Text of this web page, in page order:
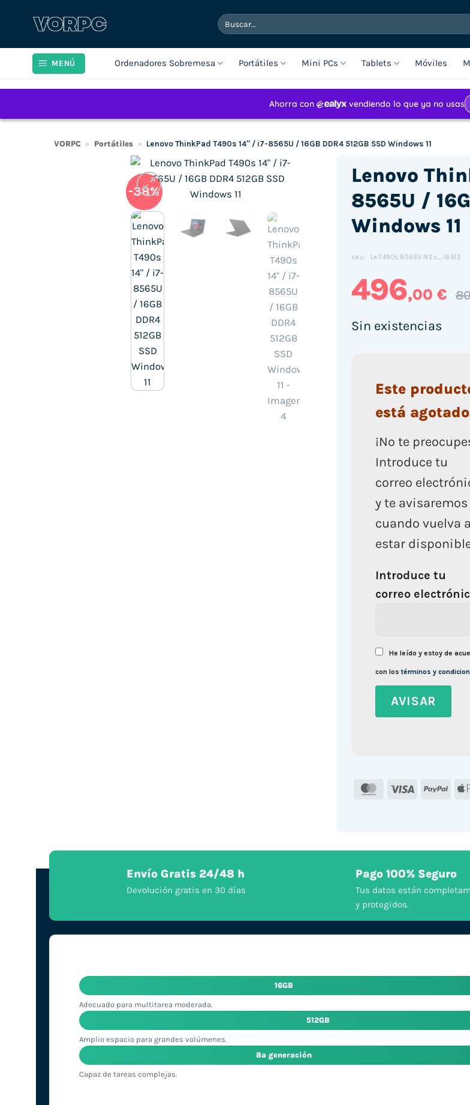
Buscar
por:
MENÚ Ordenadores Sobremesa Portátiles Mini PCs Tablets Móviles
VORPC » Portátiles » Lenovo ThinkPad T490s 14″ / i7-8565U / 16GB DDR4 512GB SSD Windows 11
-38%
Lenovo
8565U /
Windows 11
SKU: Le.T490s.8565U.N.Es_16512
496,00 €
Sin existencias
Este
está
¡No te
Introduce tu
correo
y te avisaremos
cuando vuelva a
estar
Introduce tu
correo
He leído y estoy de
con lostérminos y
MasterCard
Visa
Envío Gratis 24/48 h
Devolución gratis en 30 días
Pago 100% Seguro
Tus datos están
y protegidos.
16GB
Adecuado para multitarea moderada.
512GB
Amplio espacio para grandes volúmenes.
8ª generación
Capaz de tareas complejas.